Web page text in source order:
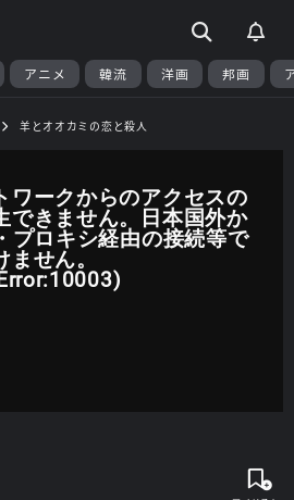
アニメ 韓流 洋画 邦画
羊とオオカミの恋と殺人
ワークからのアクセスの
できません。日本国外か
プロキシ経由の接続等で
せん。